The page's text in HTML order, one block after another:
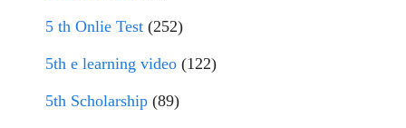
5 th Onlie Test (252)
5th e learning video (122)
5th Scholarship (89)